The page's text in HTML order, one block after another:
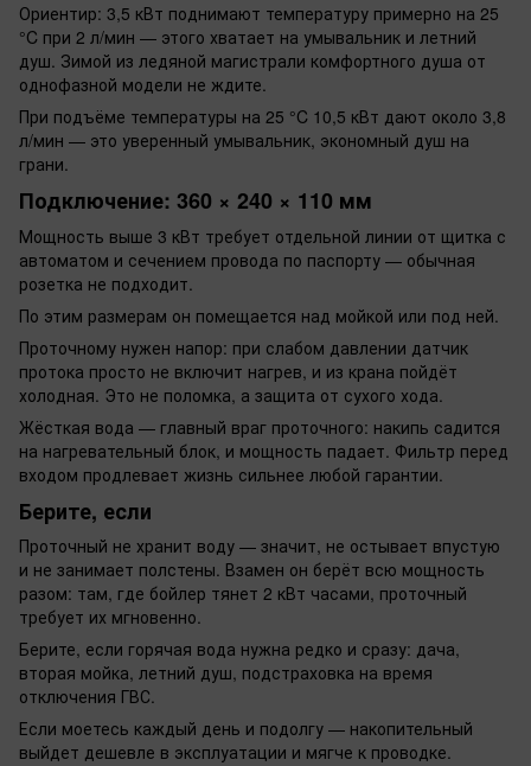
Ориентир: 3,5 кВт поднимают температуру примерно на 25
°C при 2 л/мин — этого хватает на умывальник и летний
душ. Зимой из ледяной магистрали комфортного душа от
однофазной модели не ждите.
При подъёме температуры на 25 °C 10,5 кВт дают около 3,8
л/мин — это уверенный умывальник, экономный душ на
грани.
Подключение: 360 × 240 × 110 мм
Мощность выше 3 кВт требует отдельной линии от щитка с
автоматом и сечением провода по паспорту — обычная
розетка не подходит.
По этим размерам он помещается над мойкой или под ней.
Проточному нужен напор: при слабом давлении датчик
протока просто не включит нагрев, и из крана пойдёт
холодная. Это не поломка, а защита от сухого хода.
Жёсткая вода — главный враг проточного: накипь садится
на нагревательный блок, и мощность падает. Фильтр перед
входом продлевает жизнь сильнее любой гарантии.
Берите, если
Проточный не хранит воду — значит, не остывает впустую
и не занимает полстены. Взамен он берёт всю мощность
разом: там, где бойлер тянет 2 кВт часами, проточный
требует их мгновенно.
Берите, если горячая вода нужна редко и сразу: дача,
вторая мойка, летний душ, подстраховка на время
отключения ГВС.
Если моетесь каждый день и подолгу — накопительный
выйдет дешевле в эксплуатации и мягче к проводке.